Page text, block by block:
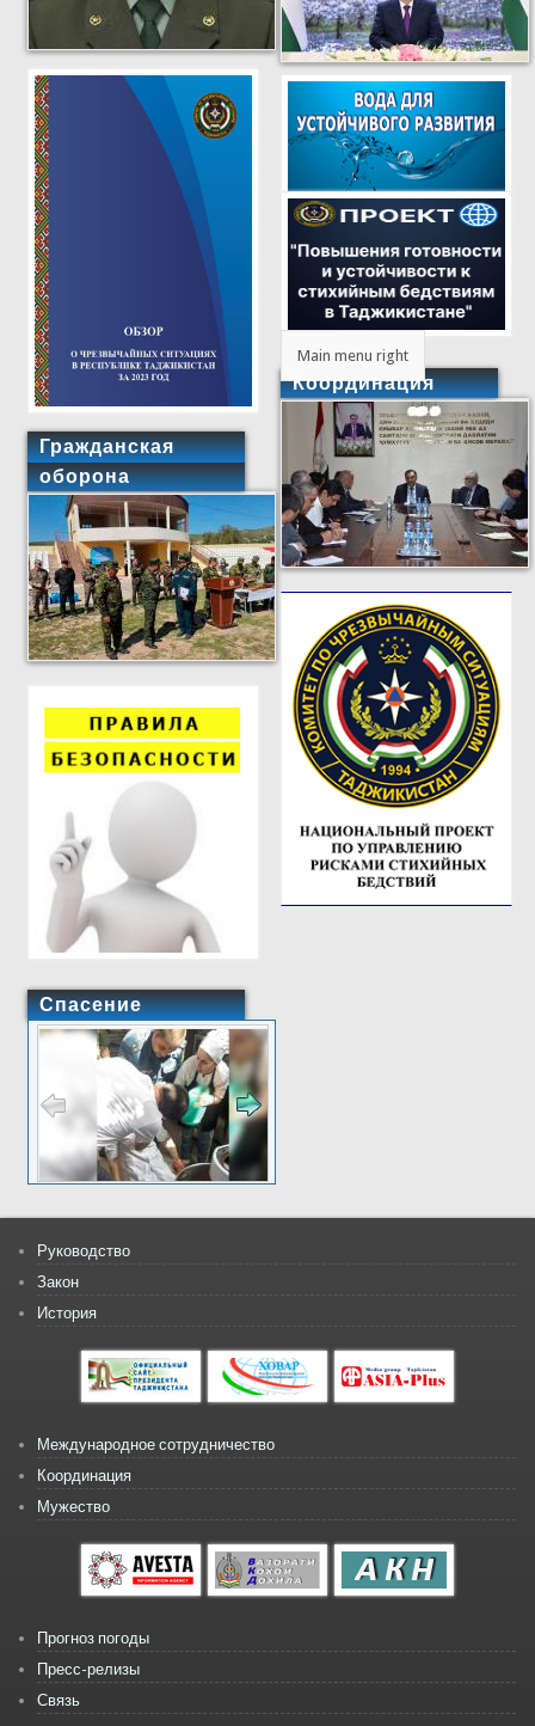
Гражданская
оборона
Спасение
Main menu right
Координация
Руководство
Закон
История
Международное сотрудничество
Координация
Мужество
Прогноз погоды
Пресс-релизы
Связь